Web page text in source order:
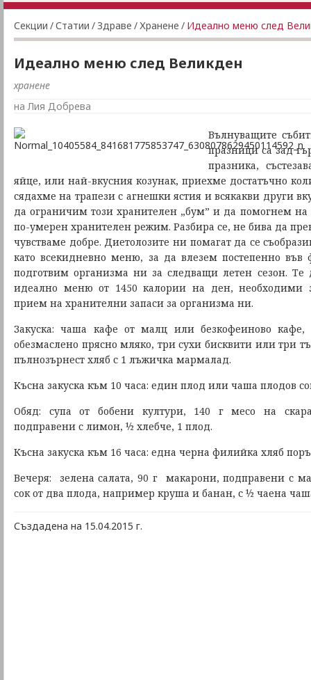
Секции /Статии / Здраве /Хранене / Идеално меню след
Идеално меню след Великден
хранене
на Лия Добрева
Вълнуващите
празници са зад
празника,
яйце, или най-вкусния козунак, приехме достатъчно
сядахме на трапези с агнешки ястия и всякакви други
да ограничим този хранителен „бум” и да помогнем
по-умерен хранителен режим. Разбира се, не бива да
чувстваме добре. Диетолозите ни помагат да се
като всекидневно меню, за да влезем постепенно във
подготвим организма ни за следващи летен сезон.
идеално меню от 1450 калории на ден, необходими
прием на хранителни запаси за организма ни.
Закуска: чаша кафе от малц или безкофеиново
обезмаслено прясно мляко, три сухи бисквити или три
пълнозърнест хляб с 1 лъжичка мармалад.
Късна закуска към 10 часа: един плод или чаша плодов
Обяд: супа от бобени култури, 140 г месо на
подправени с лимон, ½ хлебче, 1 плод.
Късна закуска към 16 часа: една черна филийка хляб
Вечеря: зелена салата, 90 г макарони, подправени с
сок от два плода, например круша и банан, с ½ чаена
Създадена на 15.04.2015 г.